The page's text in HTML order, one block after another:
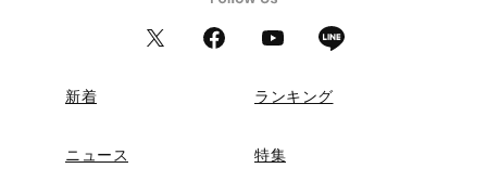
新着 ランキング
ニュース 特集